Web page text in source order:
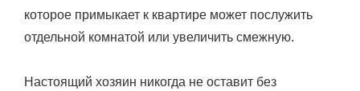
которое примыкает к квартире может послужить
отдельной комнатой или увеличить смежную.
Настоящий хозяин никогда не оставит без